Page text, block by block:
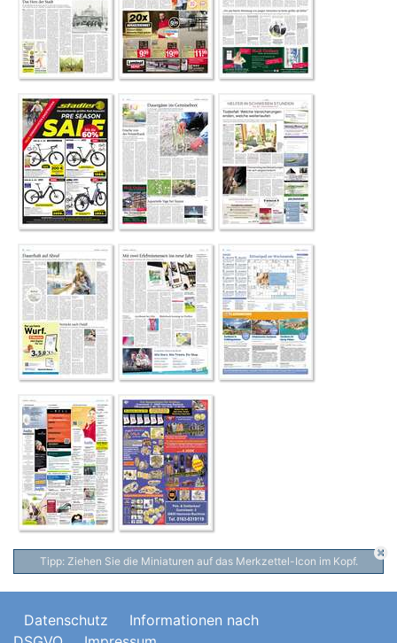
Tipp: Ziehen Sie die Miniaturen auf das Merkzettel-Icon im Kopf.
Datenschutz
Informationen nach